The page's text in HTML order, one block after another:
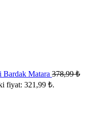
Matara 378,99₺
fiyat: 321,99 ₺.